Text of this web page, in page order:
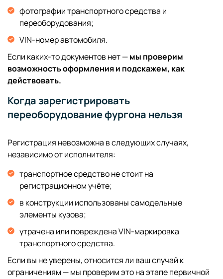
фотографии транспортного средства и
переоборудования;
VIN-номер автомобиля.
Если каких-то документов нет —мы проверим
возможность оформления и подскажем, как
действовать.
Когда зарегистрировать
переоборудование фургона нельзя
Регистрация невозможна в следующих случаях,
независимо от исполнителя:
транспортное средство не стоит на
регистрационном учёте;
в конструкции использованы самодельные
элементы кузова;
утрачена или повреждена VIN-маркировка
транспортного средства.
Если вы не уверены, относится ли ваш случай к
ограничениям — мы проверим это на этапе первичной